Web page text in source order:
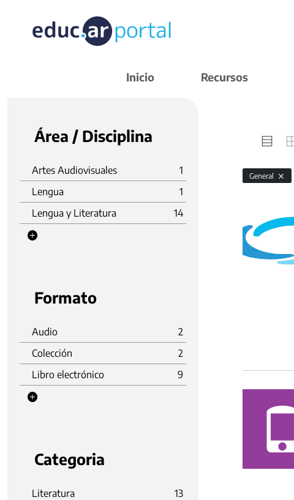
Inicio Recursos
Área / Disciplina
Artes Audiovisuales
1
Lengua
1
Lengua y Literatura
14
Formato
Audio
2
Colección
2
Libro electrónico
9
Categoria
Literatura
13
General